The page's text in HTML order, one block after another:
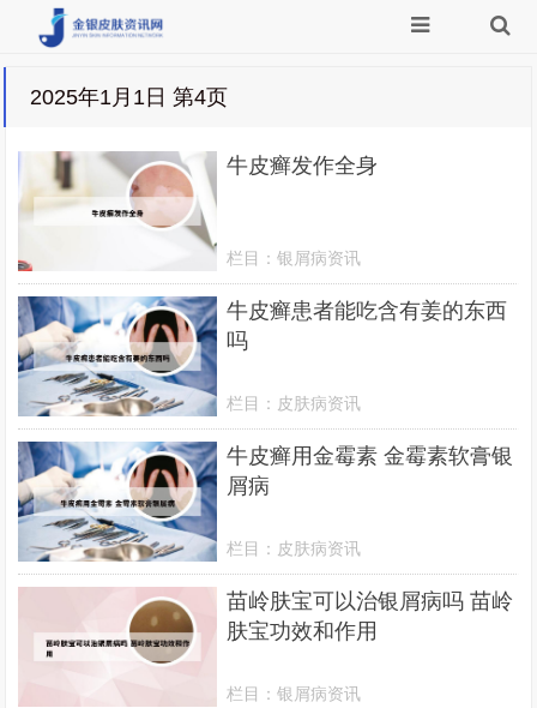
2025年1月1日 第4页
牛皮癣发作全身
栏目：银屑病资讯
牛皮癣患者能吃含有姜的东西
吗
栏目： 皮肤病资讯
牛皮癣用金霉素 金霉素软膏银
屑病
栏目： 皮肤病资讯
苗岭肤宝可以治银屑病吗 苗岭
肤宝功效和作用
栏目：银屑病资讯